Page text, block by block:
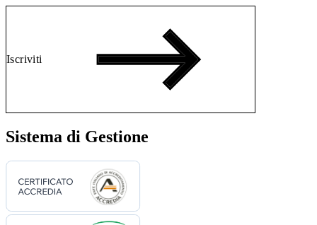
Iscriviti
Sistema di Gestione